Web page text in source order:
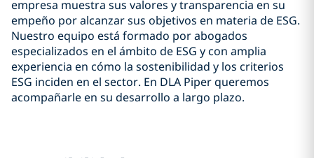
empresa muestra sus valores y transparencia en su
empeño por alcanzar sus objetivos en materia de ESG.
Nuestro equipo está formado por abogados
especializados en el ámbito de ESG y con amplia
experiencia en cómo la sostenibilidad y los criterios
ESG inciden en el sector. En DLA Piper queremos
acompañarle en su desarrollo a largo plazo.